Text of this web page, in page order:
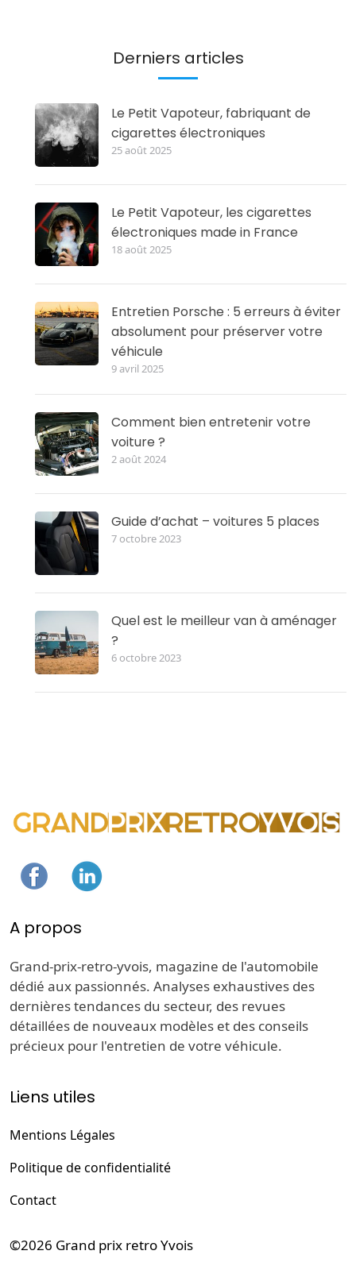
Derniers articles
Le Petit Vapoteur, fabriquant de
cigarettes électroniques
25 août 2025
Le Petit Vapoteur, les cigarettes
électroniques made in France
18 août 2025
Entretien Porsche : 5 erreurs à éviter
absolument pour préserver votre
véhicule
9 avril 2025
Comment bien entretenir votre
voiture ?
2 août 2024
Guide d’achat – voitures 5 places
7 octobre 2023
Quel est le meilleur van à aménager
?
6 octobre 2023
A propos
Grand-prix-retro-yvois, magazine de l'automobile
dédié aux passionnés. Analyses exhaustives des
dernières tendances du secteur, des revues
détaillées de nouveaux modèles et des conseils
précieux pour l'entretien de votre véhicule.
Liens utiles
Mentions Légales
Politique de confidentialité
Contact
©2026 Grand prix retro Yvois